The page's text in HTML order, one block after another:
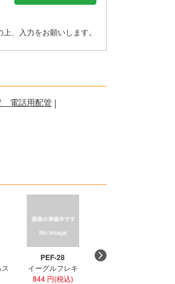
、入力をお願いします。
電話用配管 |
PEF-28
イーグルフレキ
844 円(税込)